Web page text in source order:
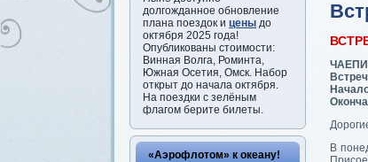
долгожданное обновление
плана поездок и цены до
октября 2025 года!
Опубликованы стоимости:
Винная Волга, Роминта,
Южная Осетия, Омск. Набор
открыт до начала октября.
На поездки с зелёным
флагом берите билеты.
«Аэрофлотом» к океану!
В